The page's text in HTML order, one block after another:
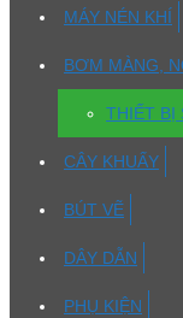
MÁY NÉN KHÍ
BƠM MÀNG,
THIẾT BỊ
CÂY KHUẤY
BÚT VẼ
DÂY DẪN
PHỤ KIỆN